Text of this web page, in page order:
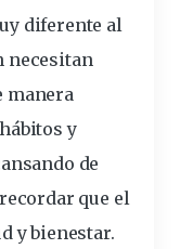
diferente al
necesitan
manera
y
de
que el
y bienestar.